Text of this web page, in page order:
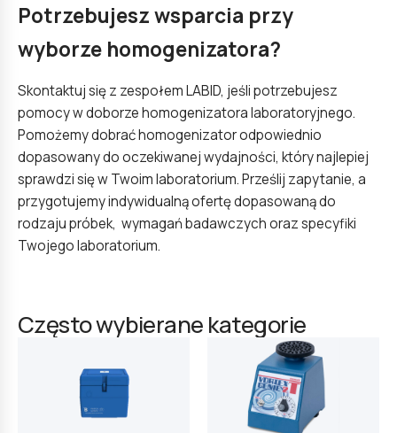
Potrzebujesz wsparcia przy
wyborze homogenizatora?
Skontaktuj się z zespołem LABID, jeśli potrzebujesz
pomocy w doborze homogenizatora laboratoryjnego.
Pomożemy dobrać homogenizator odpowiednio
dopasowany do oczekiwanej wydajności, który najlepiej
sprawdzi się w Twoim laboratorium. Prześlij zapytanie, a
przygotujemy indywidualną ofertę dopasowaną do
rodzaju próbek, wymagań badawczych oraz specyfiki
Twojego laboratorium.
Często wybierane kategorie